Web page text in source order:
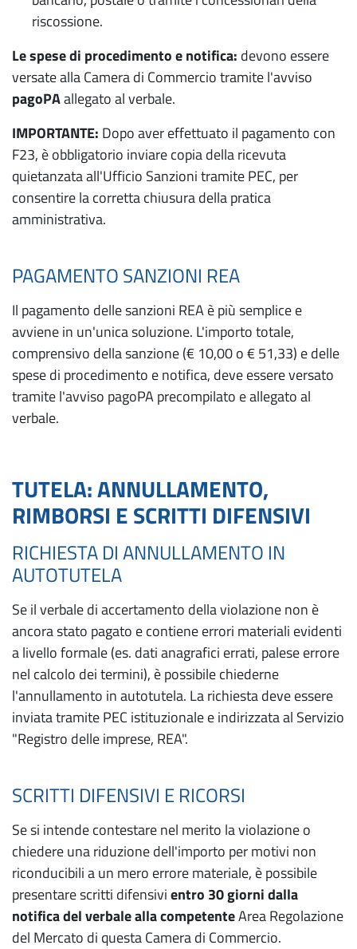
riscossione.
Le spese di procedimento e notifica: devono essere
versate alla Camera di Commercio tramite l'avviso
pagoPAallegato al verbale.
IMPORTANTE: Dopo aver effettuato il pagamento con
F23, è obbligatorio inviare copia della ricevuta
quietanzata all'Ufficio Sanzioni tramite PEC, per
consentire la corretta chiusura della pratica
amministrativa.
PAGAMENTO SANZIONI REA
Il pagamento delle sanzioni REA è più semplice e
avviene in un'unica soluzione. L'importo totale,
comprensivo della sanzione (€ 10,00 o € 51,33) e delle
spese di procedimento e notifica, deve essere versato
tramite l'avviso pagoPA precompilato e allegato al
verbale.
TUTELA: ANNULLAMENTO,
RIMBORSI E SCRITTI DIFENSIVI
RICHIESTA DI ANNULLAMENTO IN
AUTOTUTELA
Se il verbale di accertamento della violazione non è
ancora stato pagato e contiene errori materiali evidenti
a livello formale (es. dati anagrafici errati, palese errore
nel calcolo dei termini), è possibile chiederne
l'annullamento in autotutela. La richiesta deve essere
inviata tramite PEC istituzionale e indirizzata al Servizio
"Registro delle imprese, REA".
SCRITTI DIFENSIVI E RICORSI
Se si intende contestare nel merito la violazione o
chiedere una riduzione dell'importo per motivi non
riconducibili a un mero errore materiale, è possibile
presentare scritti difensivientro 30 giorni dalla
notifica del verbale alla competenteArea Regolazione
del Mercato di questa Camera di Commercio.